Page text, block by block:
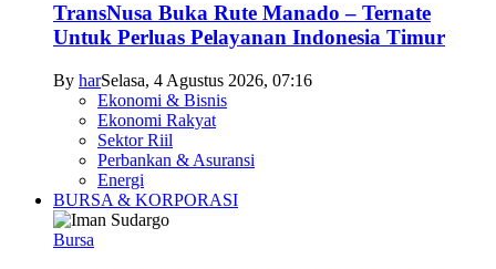
TransNusa Buka Rute Manado – Ternate
Untuk Perluas Pelayanan Indonesia Timur
By harSelasa, 4 Agustus 2026, 07:16
Ekonomi & Bisnis
Ekonomi Rakyat
Sektor Riil
Perbankan & Asuransi
Energi
BURSA & KORPORASI
Bursa